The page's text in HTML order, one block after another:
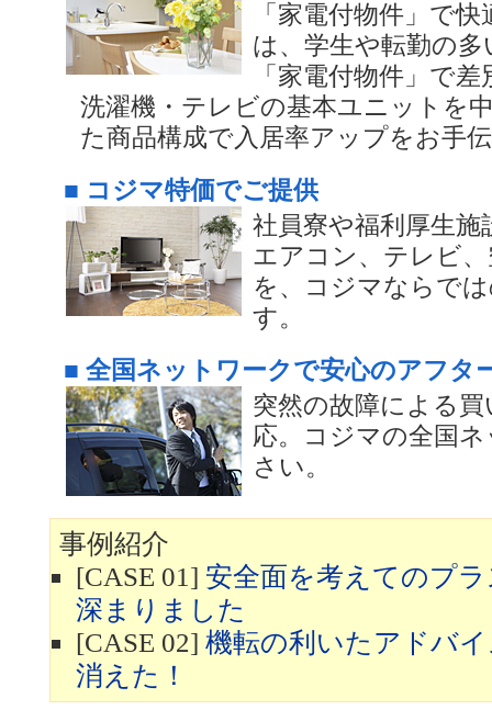
「家電付物件」で
は、学生や転勤の
「家電付物件」で
洗濯機・テレビの基本ユニットを
た商品構成で入居率アップをお手
■ コジマ特価でご提供
社員寮や福利厚生
エアコン、テレビ
を、コジマならで
す。
■ 全国ネットワークで安心のアフタ
突然の故障による
応。コジマの全国
さい。
事例紹介
[CASE 01] 安全面を考えてのプ
深まりました
[CASE 02] 機転の利いたアドバ
消えた！